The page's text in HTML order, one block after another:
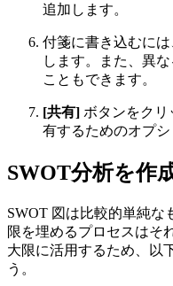
追加します。
付箋に書き込むに
します。また、異
こともできます。
[共有] ボタンをク
有するためのオプシ
SWOT分析を作
SWOT 図は比較的単純な
限を埋めるプロセスはそ
大限に活用するため、以
う。